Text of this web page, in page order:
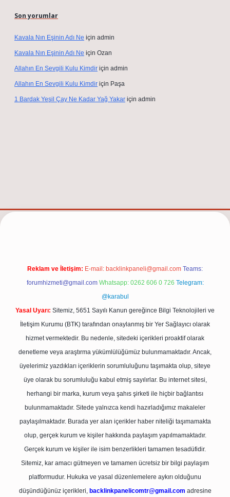
Son yorumlar
Kavala Nın Eşinin Adı Ne için admin
Kavala Nın Eşinin Adı Ne için Ozan
Allahın En Sevgili Kulu Kimdir için admin
Allahın En Sevgili Kulu Kimdir için Paşa
1 Bardak Yeşil Çay Ne Kadar Yağ Yakar için admin
güncel adresihttps://tulipbett.net/
Reklam ve İletişim: E-mail: backlinkpaneli@gmail.com Teams:
forumhizmeti@gmail.com Whatsapp: 0262 606 0 726 Telegram:
@karabul
Yasal Uyarı: Sitemiz, 5651 Sayılı Kanun gereğince Bilgi Teknolojileri ve
İletişim Kurumu (BTK) tarafından onaylanmış bir Yer Sağlayıcı olarak
hizmet vermektedir. Bu nedenle, sitedeki içerikleri proaktif olarak
denetleme veya araştırma yükümlülüğümüz bulunmamaktadır. Ancak,
üyelerimiz yazdıkları içeriklerin sorumluluğunu taşımakta olup, siteye
üye olarak bu sorumluluğu kabul etmiş sayılırlar. Bu internet sitesi,
herhangi bir marka, kurum veya şahıs şirketi ile hiçbir bağlantısı
bulunmamaktadır. Sitede yalnızca kendi hazırladığımız makaleler
paylaşılmaktadır. Burada yer alan içerikler haber niteliği taşımamakta
olup, gerçek kurum ve kişiler hakkında paylaşım yapılmamaktadır.
Gerçek kurum ve kişiler ile isim benzerlikleri tamamen tesadüfidir.
Sitemiz, kar amacı gütmeyen ve tamamen ücretsiz bir bilgi paylaşım
platformudur. Hukuka ve yasal düzenlemelere aykırı olduğunu
düşündüğünüz içerikleri, backlinkpanelicomtr@gmail.com adresine